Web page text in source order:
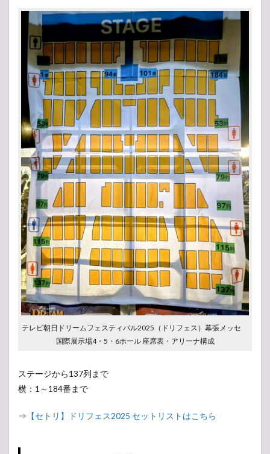
セ
ドリ
フェ
ス
2023
幕張
メッ
セ
1.3
ドリ
フェ
ス
2019
幕張
セ
1.4
ドリ
フェ
ス
2018
幕張
メッ
セ
1.5
さい
たま
パー
アリ
テレビ朝日ドリームフェスティバル2025（ドリフェス）幕張メッセ
国際展示場4・5・6ホール 座席表・アリーナ構成
ステージから137列まで
横：1～184番まで
⇒ 【セトリ】ドリフェス2025 セットリストはこちら